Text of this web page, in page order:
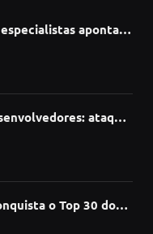
apontam
ataque
o Top 30 do